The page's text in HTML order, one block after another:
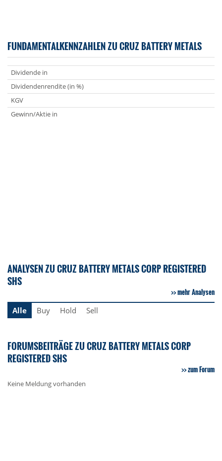
FUNDAMENTALKENNZAHLEN ZU CRUZ BATTERY METALS
Dividende in
Dividendenrendite (in %)
KGV
Gewinn/Aktie in
ANALYSEN ZU CRUZ BATTERY METALS CORP REGISTERED
SHS
mehr Analysen
Alle
Buy Hold Sell
FORUMSBEITRÄGE ZU CRUZ BATTERY METALS CORP
REGISTERED SHS
zum Forum
Keine Meldung vorhanden